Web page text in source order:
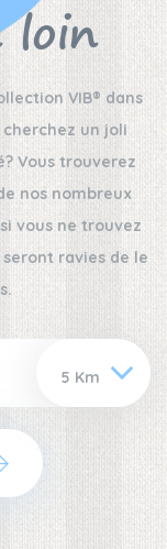
loin
VIB® dans
un joli
Vous trouverez
nos nombreux
vous ne trouvez
ravies de le